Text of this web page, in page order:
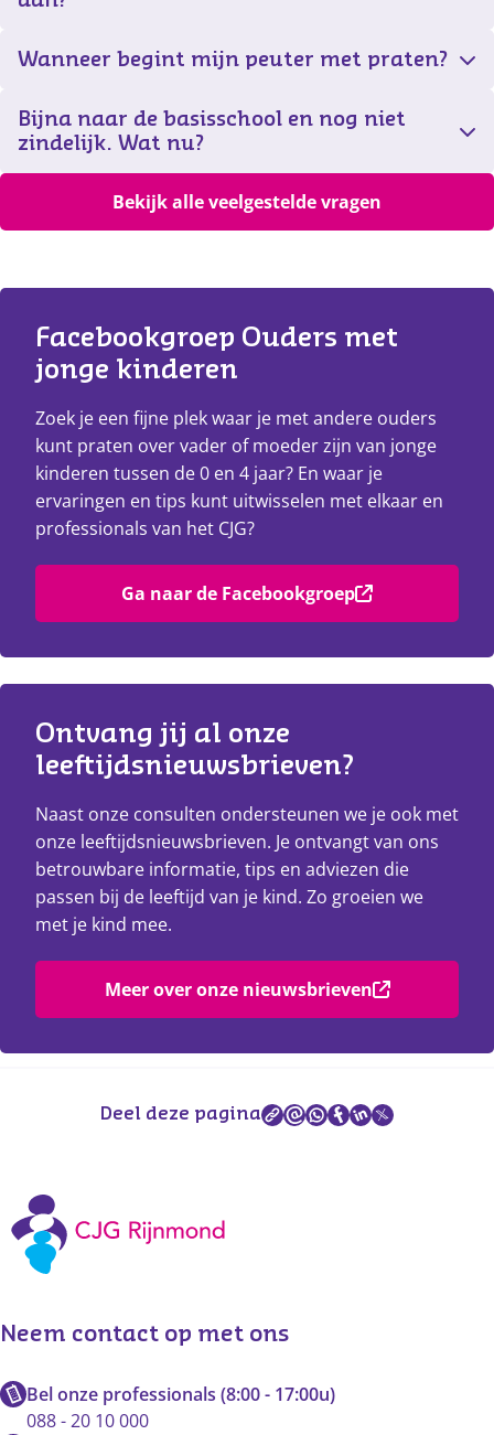
Wanneer begint mijn peuter met praten?
Bijna naar de basisschool en nog niet
zindelijk. Wat nu?
Bekijk alle veelgestelde vragen
Facebookgroep Ouders met
jonge kinderen
Zoek je een fijne plek waar je met andere ouders
kunt praten over vader of moeder zijn van jonge
kinderen tussen de 0 en 4 jaar? En waar je
ervaringen en tips kunt uitwisselen met elkaar en
professionals van het CJG?
Ga naar de Facebookgroep
Ontvang jij al onze
leeftijdsnieuwsbrieven?
Naast onze consulten ondersteunen we je ook met
onze leeftijdsnieuwsbrieven. Je ontvangt van ons
betrouwbare informatie, tips en adviezen die
passen bij de leeftijd van je kind. Zo groeien we
met je kind mee.
Meer over onze nieuwsbrieven
Deel deze pagina
Neem contact op met ons
Bel onze professionals (8:00 - 17:00u)
088 - 20 10 000